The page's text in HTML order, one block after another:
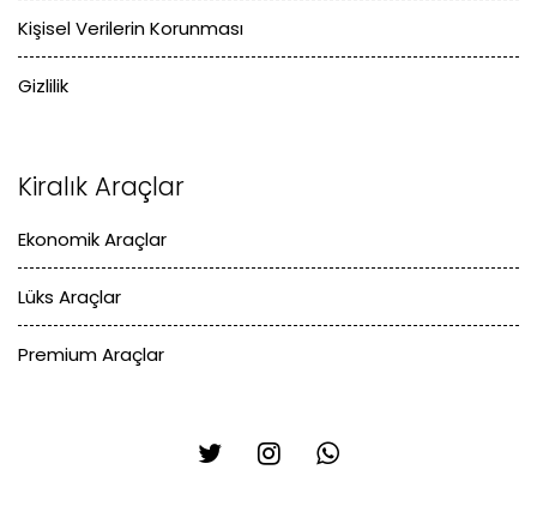
Kişisel Verilerin Korunması
Gizlilik
Kiralık Araçlar
Ekonomik Araçlar
Lüks Araçlar
Premium Araçlar